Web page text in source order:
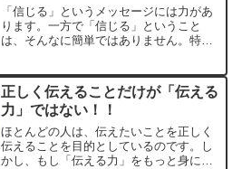
「信じる」というメッセージには力があ
ります。一方で「信じる」ということ
は、そんなに簡単ではありません。特に
ん。なぜならば、基本的には上司の方が
部下よりも、知識や経験が上回っている
ことが多いからです。
正しく伝えることだけが「伝える
力」ではない！！
ほとんどの人は、伝えたいことを正しく
伝えることを目的としているのです。し
かし、もし「伝える力」をもっと身に付